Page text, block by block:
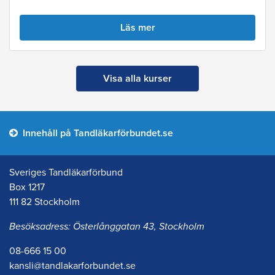
Läs mer
Visa alla kurser
Innehåll på Tandläkarförbundet.se
Sveriges Tandläkarförbund
Box 1217
111 82 Stockholm
Besöksadress: Österlånggatan 43, Stockholm
08-666 15 00
kansli@tandlakarforbundet.se